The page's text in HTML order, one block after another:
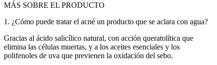
MÁS SOBRE EL PRODUCTO
1. ¿Cómo puede tratar el acné un producto que se aclara con agua?
Gracias al ácido salicílico natural, con acción queratolítica que
elimina las células muertas, y a los aceites esenciales y los
polifenoles de uva que previenen la oxidación del sebo.